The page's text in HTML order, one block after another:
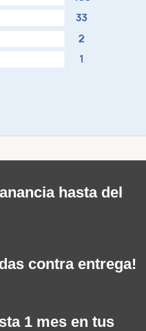
hasta del
contra entrega!
1 mes en tus